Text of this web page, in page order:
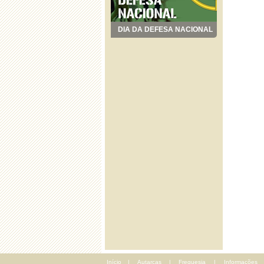
DIA DA DEFESA NACIONAL
Início | Autarcas | Freguesia | Informações